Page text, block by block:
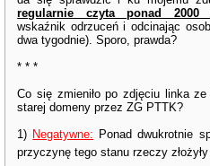
regularnie czyta ponad 2000
wskaźnik odrzuceń i odcinając
dwa tygodnie). Sporo, prawda?
* * *
Co się zmieniło po zdjęciu linka
starej domeny przez ZG PTTK?
1) Negatywne: Ponad dwukrotnie
przyczynę tego stanu rzeczy